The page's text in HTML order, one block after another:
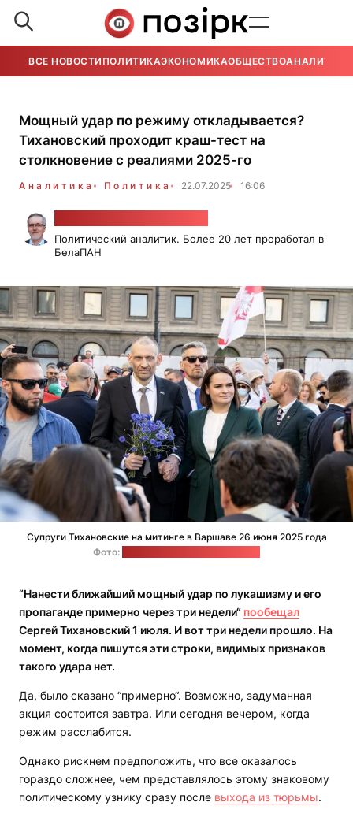
ВСЕ НОВОСТИ ПОЛИТИКАЭКОНОМИКАОБЩЕСТВОАНАЛИТИКА
Мощный удар по режиму откладывается?
Тихановский проходит краш-тест на
столкновение с реалиями 2025-го
Аналитика Политика 22.07.2025 16:06
Политический аналитик. Более 20 лет проработал в
БелаПАН
Cупруги Тихановские на митинге в Варшаве 26 июня 2025 года
Фото:
“Нанести ближайший мощный удар по лукашизму и его
пропаганде примерно через три недели“ пообещал
Сергей Тихановский 1 июля. И вот три недели прошло. На
момент, когда пишутся эти строки, видимых признаков
такого удара нет.
Да, было сказано “примерно“. Возможно, задуманная
акция состоится завтра. Или сегодня вечером, когда
режим расслабится.
Однако рискнем предположить, что все оказалось
гораздо сложнее, чем представлялось этому знаковому
политическому узнику сразу после выхода из тюрьмы.